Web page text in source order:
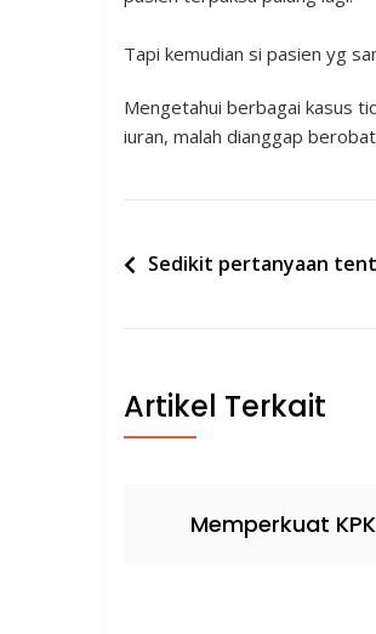
Tapi kemudian si pasien yg
Mengetahui berbagai kasus
iuran, malah dianggap
Post
Sedikit pertanyaan
Artikel Terkait
Memperkuat KPK